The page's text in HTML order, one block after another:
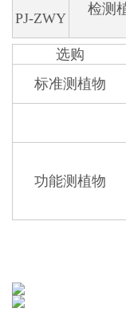
PJ-ZWY
检测
选购
标准测植物
功能测植物